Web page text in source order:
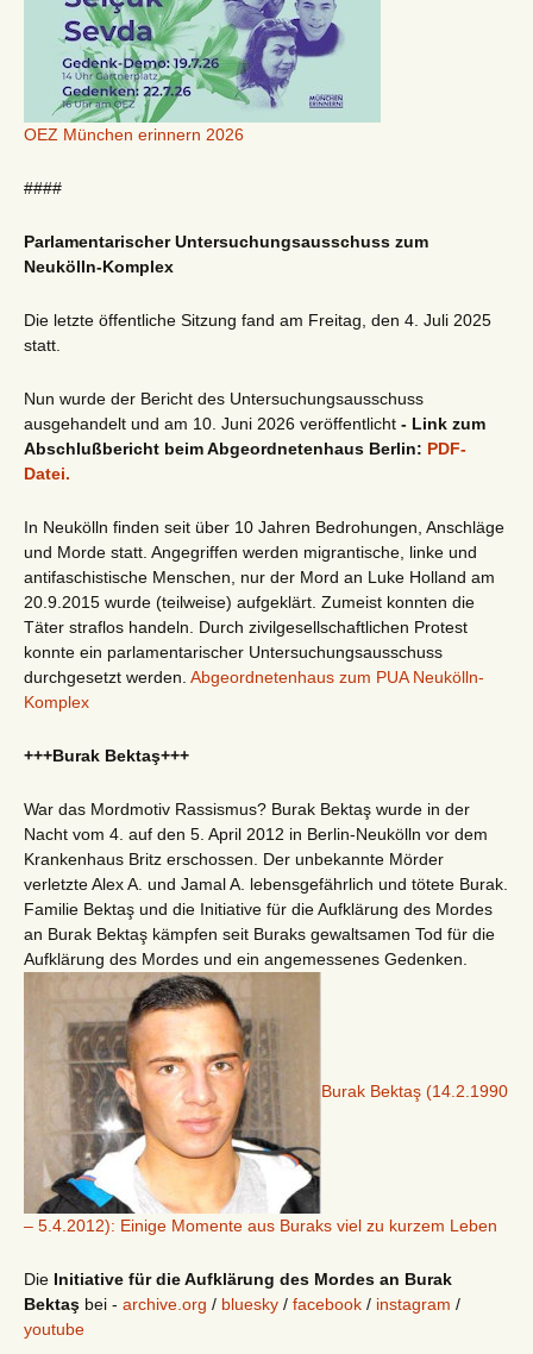
OEZ München erinnern 2026
####
Parlamentarischer Untersuchungsausschuss zum
Neukölln-Komplex
Die letzte öffentliche Sitzung fand am Freitag, den 4. Juli 2025
statt.
Nun wurde der Bericht des Untersuchungsausschuss
ausgehandelt und am 10. Juni 2026 veröffentlicht - Link zum
Abschlußbericht beim Abgeordnetenhaus Berlin: PDF-
Datei.
In Neukölln finden seit über 10 Jahren Bedrohungen, Anschläge
und Morde statt. Angegriffen werden migrantische, linke und
antifaschistische Menschen, nur der Mord an Luke Holland am
20.9.2015 wurde (teilweise) aufgeklärt. Zumeist konnten die
Täter straflos handeln. Durch zivilgesellschaftlichen Protest
konnte ein parlamentarischer Untersuchungsausschuss
durchgesetzt werden. Abgeordnetenhaus zum PUA Neukölln-
Komplex
+++Burak Bektaş+++
War das Mordmotiv Rassismus? Burak Bektaş wurde in der
Nacht vom 4. auf den 5. April 2012 in Berlin-Neukölln vor dem
Krankenhaus Britz erschossen. Der unbekannte Mörder
verletzte Alex A. und Jamal A. lebensgefährlich und tötete Burak.
Familie Bektaş und die Initiative für die Aufklärung des Mordes
an Burak Bektaş kämpfen seit Buraks gewaltsamen Tod für die
Aufklärung des Mordes und ein angemessenes Gedenken.
Burak Bektaş (14.2.1990
– 5.4.2012): Einige Momente aus Buraks viel zu kurzem Leben
Die Initiative für die Aufklärung des Mordes an Burak
Bektaş bei - archive.org / bluesky / facebook / instagram /
youtube